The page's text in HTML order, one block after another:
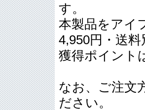
す。
本製品をアイ
4,950円・送
獲得ポイント
なお、ご注文
ださい。